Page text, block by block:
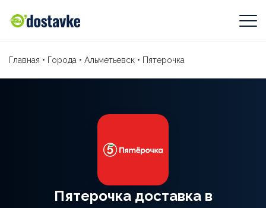
Главная • Города • Альметьевск • Пятерочка
Пятерочка доставка в